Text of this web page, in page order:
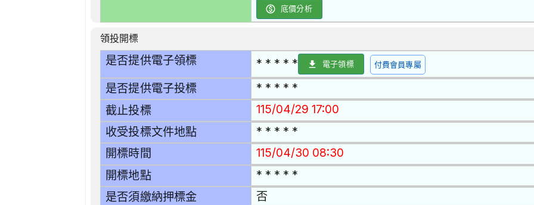
底價分析
領投開標
是否提供電子領標 * * * * * 電子領標 付費會員專屬
是否提供電子投標 * * * * *
截止投標 115/04/29 17:00
收受投標文件地點 * * * * *
開標時間 115/04/30 08:30
開標地點 * * * * *
是否須繳納押標金 否